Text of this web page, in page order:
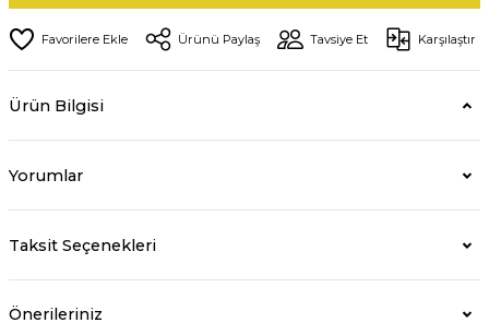
Ürünü Paylaş Tavsiye Et Karşılaştır
Ürün Bilgisi
Yorumlar
Taksit Seçenekleri
Önerileriniz